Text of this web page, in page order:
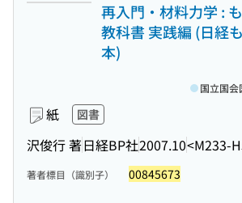
再入門・材料力学 :
教科書 実践編 (日経
本)
紙 図書
沢俊行 著日経BP社2007.10<M233-
国立国会
著者標目（識別子） 00845673